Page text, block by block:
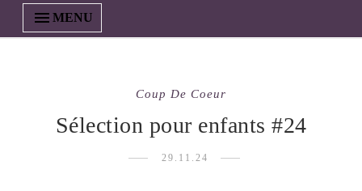
MENU
Coup De Coeur
Sélection pour enfants #24
29.11.24